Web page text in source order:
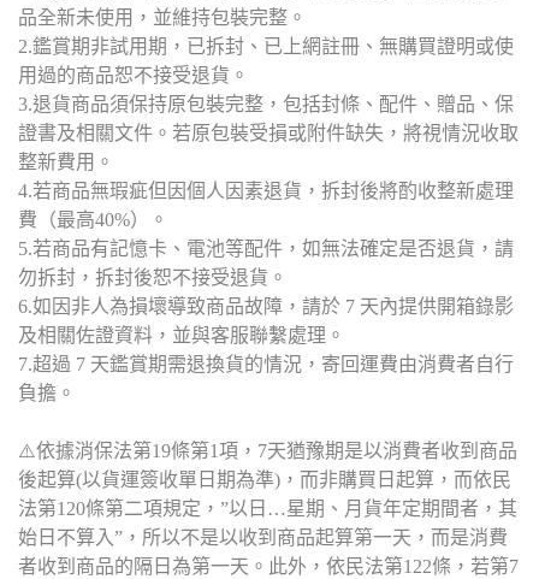
品全新未使用，並維持包裝完整。
2.鑑賞期非試用期，已拆封、已上網註冊、無購買證明或使
用過的商品恕不接受退貨。
3.退貨商品須保持原包裝完整，包括封條、配件、贈品、保
證書及相關文件。若原包裝受損或附件缺失，將視情況收取
整新費用。
4.若商品無瑕疵但因個人因素退貨，拆封後將酌收整新處理
費（最高40%）。
5.若商品有記憶卡、電池等配件，如無法確定是否退貨，請
勿拆封，拆封後恕不接受退貨。
6.如因非人為損壞導致商品故障，請於 7 天內提供開箱錄影
及相關佐證資料，並與客服聯繫處理。
7.超過 7 天鑑賞期需退換貨的情況，寄回運費由消費者自行
負擔。
⚠️依據消保法第19條第1項，7天猶豫期是以消費者收到商品
後起算(以貨運簽收單日期為準)，而非購買日起算，而依民
法第120條第二項規定，”以日…星期、月貨年定期間者，其
始日不算入”，所以不是以收到商品起算第一天，而是消費
者收到商品的隔日為第一天。此外，依民法第122條，若第7